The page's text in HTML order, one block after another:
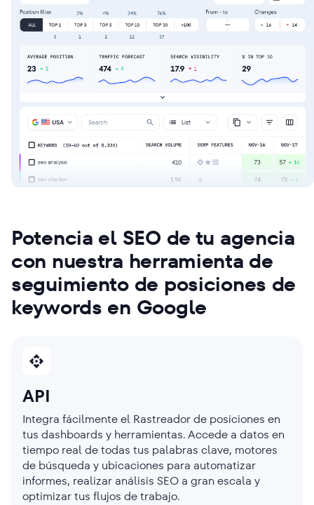
Potencia el SEO de tu agencia
con nuestra herramienta de
seguimiento de posiciones de
keywords en Google
API
Integra fácilmente el Rastreador de posiciones en
tus dashboards y herramientas. Accede a datos en
tiempo real de todas tus palabras clave, motores
de búsqueda y ubicaciones para automatizar
informes, realizar análisis SEO a gran escala y
optimizar tus flujos de trabajo.